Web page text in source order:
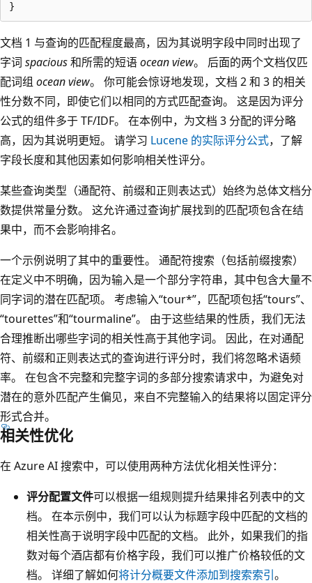
文档 1 与查询的匹配程度最高，因为其说明字段中同时出现了
字词 spacious和所需的短语ocean view。 后面的两个文档仅匹
配词组 ocean view。 你可能会惊讶地发现，文档 2 和 3 的相关
性分数不同，即使它们以相同的方式匹配查询。 这是因为评分
公式的组件多于 TF/IDF。 在本例中，为文档 3 分配的评分略
高，因为其说明更短。 请学习 Lucene 的实际评分公式，了解
字段长度和其他因素如何影响相关性评分。
某些查询类型（通配符、前缀和正则表达式）始终为总体文档分
数提供常量分数。 这允许通过查询扩展找到的匹配项包含在结
果中，而不会影响排名。
一个示例说明了其中的重要性。 通配符搜索（包括前缀搜索）
在定义中不明确，因为输入是一个部分字符串，其中包含大量不
同字词的潜在匹配项。 考虑输入“tour*”，匹配项包括“tours”、
“tourettes”和“tourmaline”。 由于这些结果的性质，我们无法
合理推断出哪些字词的相关性高于其他字词。 因此，在对通配
符、前缀和正则表达式的查询进行评分时，我们将忽略术语频
率。 在包含不完整和完整字词的多部分搜索请求中，为避免对
潜在的意外匹配产生偏见，来自不完整输入的结果将以固定评分
形式合并。
相关性优化
在 Azure AI 搜索中，可以使用两种方法优化相关性评分：
评分配置文件可以根据一组规则提升结果排名列表中的文
档。 在本示例中，我们可以认为标题字段中匹配的文档的
相关性高于说明字段中匹配的文档。 此外，如果我们的指
数对每个酒店都有价格字段，我们可以推广价格较低的文
档。 详细了解如何将计分概要文件添加到搜索索引。